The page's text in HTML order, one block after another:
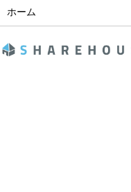
ホーム